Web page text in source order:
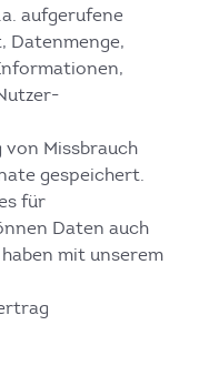
aufgerufene
Datenmenge,
Missbrauch
gespeichert.
für
Daten auch
mit unserem